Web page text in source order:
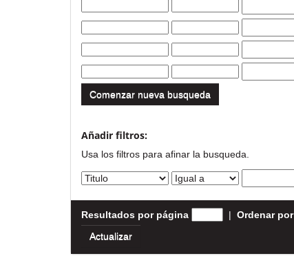
Comenzar nueva busqueda
Añadir filtros:
Usa los filtros para afinar la busqueda.
Resultados por página | Ordenar por